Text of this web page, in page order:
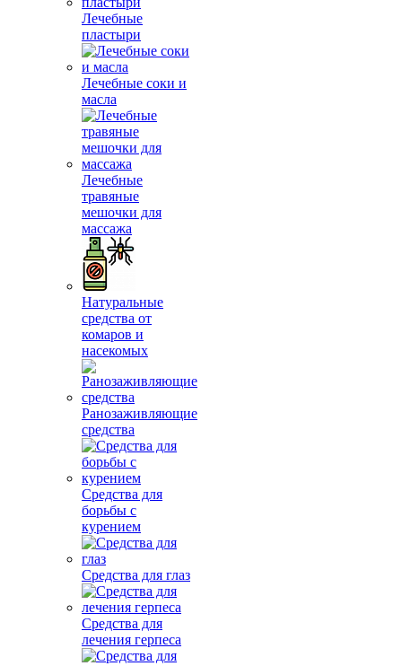
Лечебные
пластыри
Лечебные соки и
масла
Лечебные
травяные
мешочки для
массажа
Натуральные
средства от
комаров и
насекомых
Ранозаживляющие
средства
Средства для
борьбы с
курением
Средства для глаз
Средства для
лечения герпеса